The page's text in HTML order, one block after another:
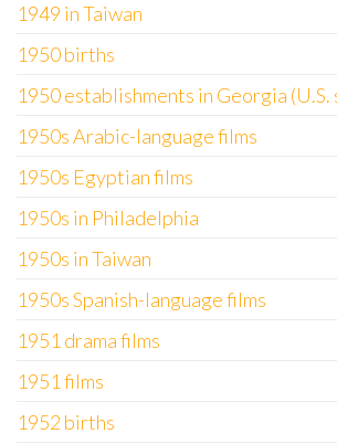
1949 in Taiwan
1950 births
1950 establishments in Georgia (U.S.
1950s Arabic-language films
1950s Egyptian films
1950s in Philadelphia
1950s in Taiwan
1950s Spanish-language films
1951 drama films
1951 films
1952 births